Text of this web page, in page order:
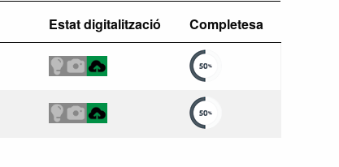
Estat digitalització Completesa